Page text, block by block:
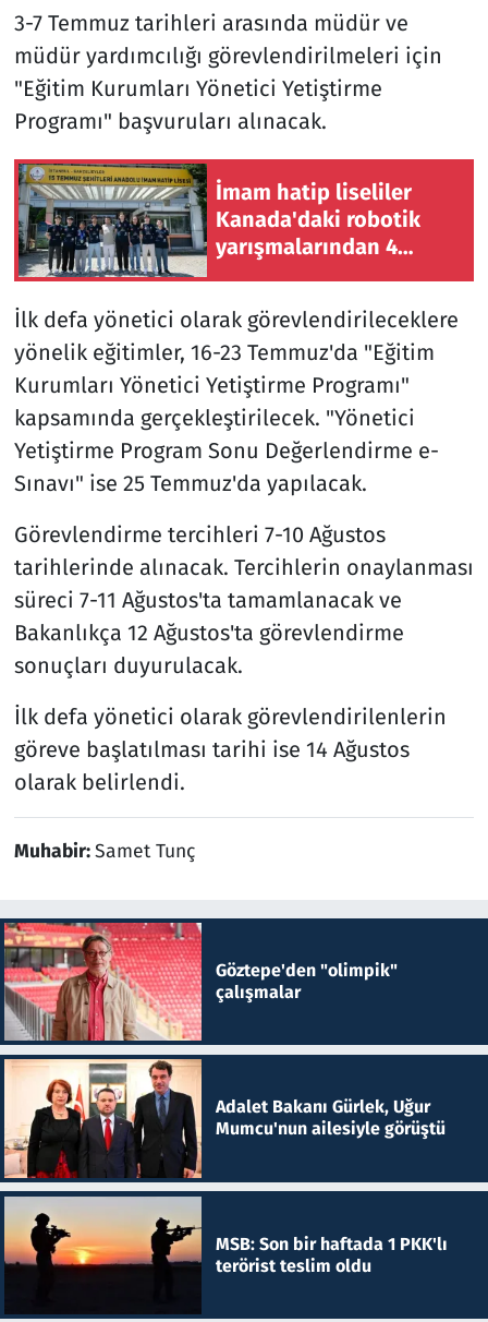
3-7 Temmuz tarihleri arasında müdür ve
müdür yardımcılığı görevlendirilmeleri için
"Eğitim Kurumları Yönetici Yetiştirme
Programı" başvuruları alınacak.
İmam hatip liseliler
Kanada'daki robotik
yarışmalarından 4
İlk defa yönetici olarak görevlendirileceklere
yönelik eğitimler, 16-23 Temmuz'da "Eğitim
Kurumları Yönetici Yetiştirme Programı"
kapsamında gerçekleştirilecek. "Yönetici
Yetiştirme Program Sonu Değerlendirme e-
Sınavı" ise 25 Temmuz'da yapılacak.
Görevlendirme tercihleri 7-10 Ağustos
tarihlerinde alınacak. Tercihlerin onaylanması
süreci 7-11 Ağustos'ta tamamlanacak ve
Bakanlıkça 12 Ağustos'ta görevlendirme
sonuçları duyurulacak.
İlk defa yönetici olarak görevlendirilenlerin
göreve başlatılması tarihi ise 14 Ağustos
olarak belirlendi.
Muhabir:Samet Tunç
Göztepe'den "olimpik"
çalışmalar
Adalet Bakanı Gürlek, Uğur
Mumcu'nun ailesiyle görüştü
MSB: Son bir haftada 1 PKK'lı
terörist teslim oldu
Televizyon